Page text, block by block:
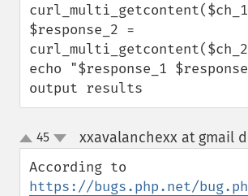
$response_2 =
echo "$response_1
output results
up
down
45 xxavalanchexx at gmail
https://bugs.php.net/